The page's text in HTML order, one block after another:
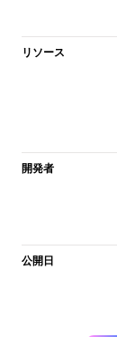
リソース
開発者
公開日